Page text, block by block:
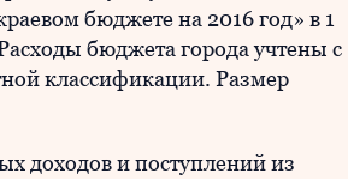
бюджете на 2016 год» в 1
бюджета города учтены с
классификации. Размер
доходов и поступлений из